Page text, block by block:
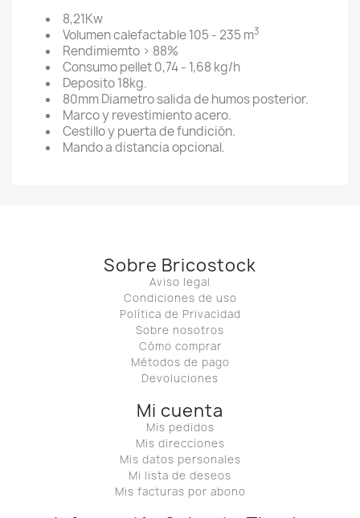
8,21Kw
Volumen calefactable 105 - 235 m3
Rendimiemto > 88%
Consumo pellet 0,74 - 1,68 kg/h
Deposito 18kg.
80mm Diametro salida de humos posterior.
Marco y revestimiento acero.
Cestillo y puerta de fundición.
Mando a distancia opcional.
Sobre Bricostock
Aviso legal
Condiciones de uso
Política de Privacidad
Sobre nosotros
Cómo comprar
Métodos de pago
Devoluciones
Mi cuenta
Mis pedidos
Mis direcciones
Mis datos personales
Mi lista de deseos
Mis facturas por abono